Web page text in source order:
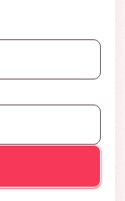
et